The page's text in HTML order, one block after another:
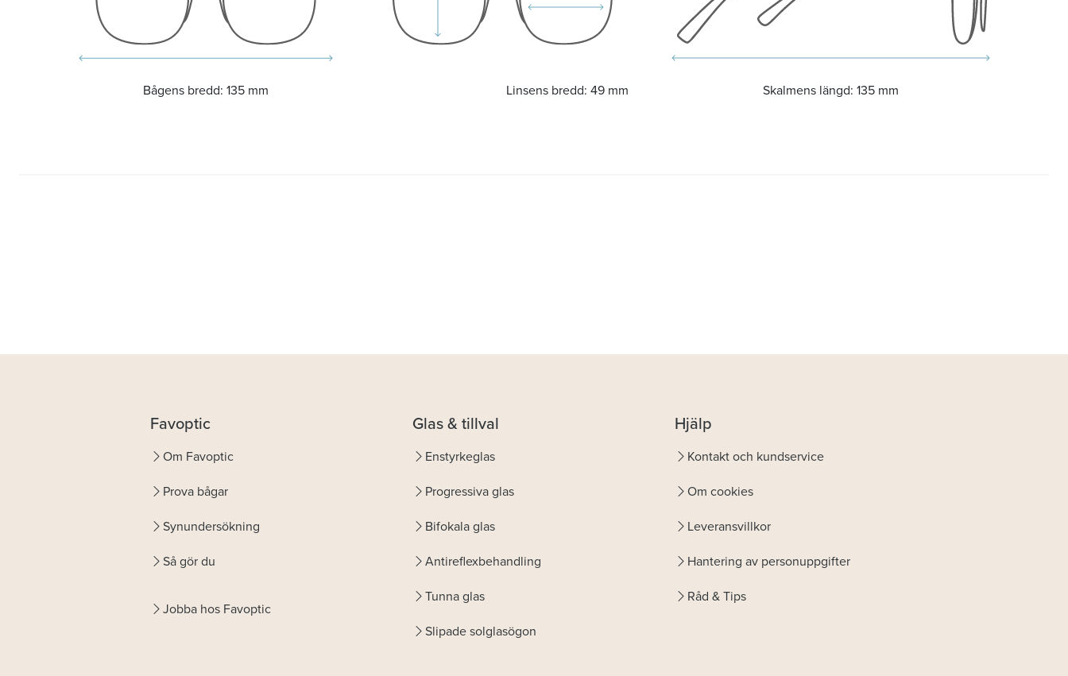
Bågens bredd: 135 mm Linsens bredd: 49 mm Skalmens längd: 135 mm
Favoptic
Om Favoptic
Prova bågar
Synundersökning
Så gör du
Jobba hos Favoptic
Glas & tillval
Enstyrkeglas
Progressiva glas
Bifokala glas
Antireflexbehandling
Tunna glas
Slipade solglasögon
Hjälp
Kontakt och kundservice
Om cookies
Leveransvillkor
Hantering av personuppgifter
Råd & Tips